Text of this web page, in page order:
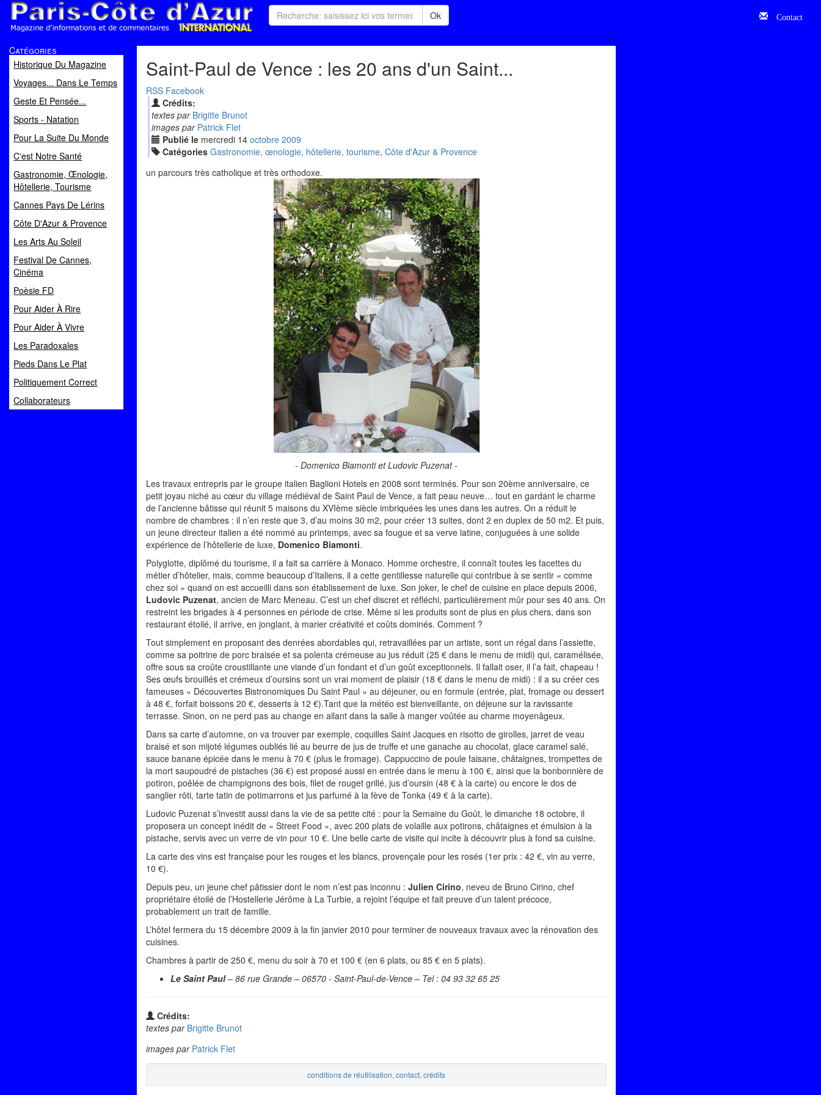
Magazine d'informations et de commentaires
Ok Contact
Catégories
Historique Du Magazine
Voyages... Dans Le Temps
Geste Et Pensée...
Sports - Natation
Pour La Suite Du Monde
C'est Notre Santé
Gastronomie, Œnologie,
Hôtellerie, Tourisme
Cannes Pays De Lérins
Côte D'Azur & Provence
Les Arts Au Soleil
Festival De Cannes,
Cinéma
Poèsie FD
Pour Aider À Rire
Pour Aider À Vivre
Les Paradoxales
Pieds Dans Le Plat
Politiquement Correct
Collaborateurs
Saint-Paul de Vence : les 20 ans d'un Saint...
RSS Facebook
Crédits:
textes par Brigitte Brunot
images par Patrick Flet
Publié le mercredi 14 octobre 2009
Catégories Gastronomie, œnologie, hôtellerie, tourisme, Côte d'Azur & Provence
un parcours très catholique et très orthodoxe.
- Domenico Biamonti et Ludovic Puzenat -
Les travaux entrepris par le groupe italien Baglioni Hotels en 2008 sont terminés. Pour son 20ème anniversaire, ce
petit joyau niché au cœur du village médiéval de Saint Paul de Vence, a fait peau neuve… tout en gardant le charme
de l’ancienne bâtisse qui réunit 5 maisons du XVIème siècle imbriquées les unes dans les autres. On a réduit le
nombre de chambres : il n’en reste que 3, d’au moins 30 m2, pour créer 13 suites, dont 2 en duplex de 50 m2. Et puis,
un jeune directeur italien a été nommé au printemps, avec sa fougue et sa verve latine, conjuguées à une solide
expérience de l’hôtellerie de luxe, Domenico Biamonti.
Polyglotte, diplômé du tourisme, il a fait sa carrière à Monaco. Homme orchestre, il connaît toutes les facettes du
métier d’hôtelier, mais, comme beaucoup d’Italiens, il a cette gentillesse naturelle qui contribue à se sentir « comme
chez soi » quand on est accueilli dans son établissement de luxe. Son joker, le chef de cuisine en place depuis 2006,
Ludovic Puzenat, ancien de Marc Meneau. C’est un chef discret et réfléchi, particulièrement mûr pour ses 40 ans. On
restreint les brigades à 4 personnes en période de crise. Même si les produits sont de plus en plus chers, dans son
restaurant étoilé, il arrive, en jonglant, à marier créativité et coûts dominés. Comment ?
Tout simplement en proposant des denrées abordables qui, retravaillées par un artiste, sont un régal dans l’assiette,
comme sa poitrine de porc braisée et sa polenta crémeuse au jus réduit (25 € dans le menu de midi) qui, caramélisée,
offre sous sa croûte croustillante une viande d’un fondant et d’un goût exceptionnels. Il fallait oser, il l’a fait, chapeau !
Ses œufs brouillés et crémeux d’oursins sont un vrai moment de plaisir (18 € dans le menu de midi) : il a su créer ces
fameuses « Découvertes Bistronomiques Du Saint Paul » au déjeuner, ou en formule (entrée, plat, fromage ou dessert
à 48 €, forfait boissons 20 €, desserts à 12 €).Tant que la météo est bienveillante, on déjeune sur la ravissante
terrasse. Sinon, on ne perd pas au change en allant dans la salle à manger voûtée au charme moyenâgeux.
Dans sa carte d’automne, on va trouver par exemple, coquilles Saint Jacques en risotto de girolles, jarret de veau
braisé et son mijoté légumes oubliés lié au beurre de jus de truffe et une ganache au chocolat, glace caramel salé,
sauce banane épicée dans le menu à 70 € (plus le fromage). Cappuccino de poule faisane, châtaignes, trompettes de
la mort saupoudré de pistaches (36 €) est proposé aussi en entrée dans le menu à 100 €, ainsi que la bonbonnière de
potiron, poêlée de champignons des bois, filet de rouget grillé, jus d’oursin (48 € à la carte) ou encore le dos de
sanglier rôti, tarte tatin de potimarrons et jus parfumé à la fève de Tonka (49 € à la carte).
Ludovic Puzenat s’investit aussi dans la vie de sa petite cité : pour la Semaine du Goût, le dimanche 18 octobre, il
proposera un concept inédit de « Street Food », avec 200 plats de volaille aux potirons, châtaignes et émulsion à la
pistache, servis avec un verre de vin pour 10 €. Une belle carte de visite qui incite à découvrir plus à fond sa cuisine.
La carte des vins est française pour les rouges et les blancs, provençale pour les rosés (1er prix : 42 €, vin au verre,
10 €).
Depuis peu, un jeune chef pâtissier dont le nom n’est pas inconnu : Julien Cirino, neveu de Bruno Cirino, chef
propriétaire étoilé de l’Hostellerie Jérôme à La Turbie, a rejoint l’équipe et fait preuve d’un talent précoce,
probablement un trait de famille.
L’hôtel fermera du 15 décembre 2009 à la fin janvier 2010 pour terminer de nouveaux travaux avec la rénovation des
cuisines.
Chambres à partir de 250 €, menu du soir à 70 et 100 € (en 6 plats, ou 85 € en 5 plats).
Le Saint Paul– 86 rue Grande – 06570 - Saint-Paul-de-Vence – Tel : 04 93 32 65 25
Crédits:
textes par Brigitte Brunot
images par Patrick Flet
conditions de réutilisation, contact, crédits